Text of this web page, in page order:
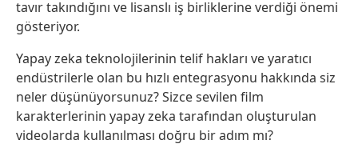
tavır takındığını ve lisanslı iş birliklerine verdiği önemi
gösteriyor.
Yapay zeka teknolojilerinin telif hakları ve yaratıcı
endüstrilerle olan bu hızlı entegrasyonu hakkında siz
neler düşünüyorsunuz? Sizce sevilen film
karakterlerinin yapay zeka tarafından oluşturulan
videolarda kullanılması doğru bir adım mı?